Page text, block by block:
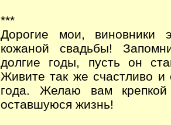
***
Дорогие мои, виновники
кожаной свадьбы!
долгие годы, пусть он
Живите так же счастливо
года. Желаю вам
оставшуюся жизнь!